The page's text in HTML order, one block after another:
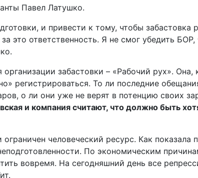
Павел Латушко.
и привести к тому, чтобы
это ответственность. Я не смог убедить
забастовки – «Рабочий рух».
регистрироваться. То ли последние
о ли они уже не верят в потенцию своих
и компания считают, что должно быть
человеческий ресурс. Как
По экономическим
вовремя. На сегодняшний день все